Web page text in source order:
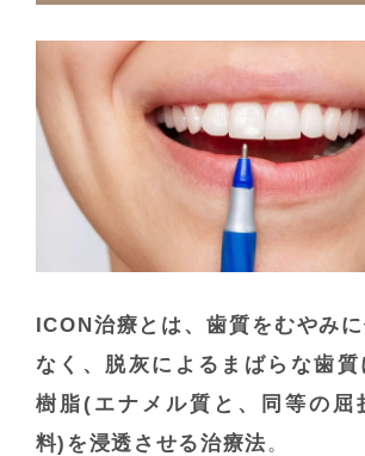
ICON治療とは、歯質をむやみ
なく、脱灰によるまばらな歯
樹脂(エナメル質と、同等の屈
料)を浸透させる治療法 。